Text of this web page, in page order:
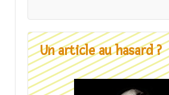
Un article au hasard ?